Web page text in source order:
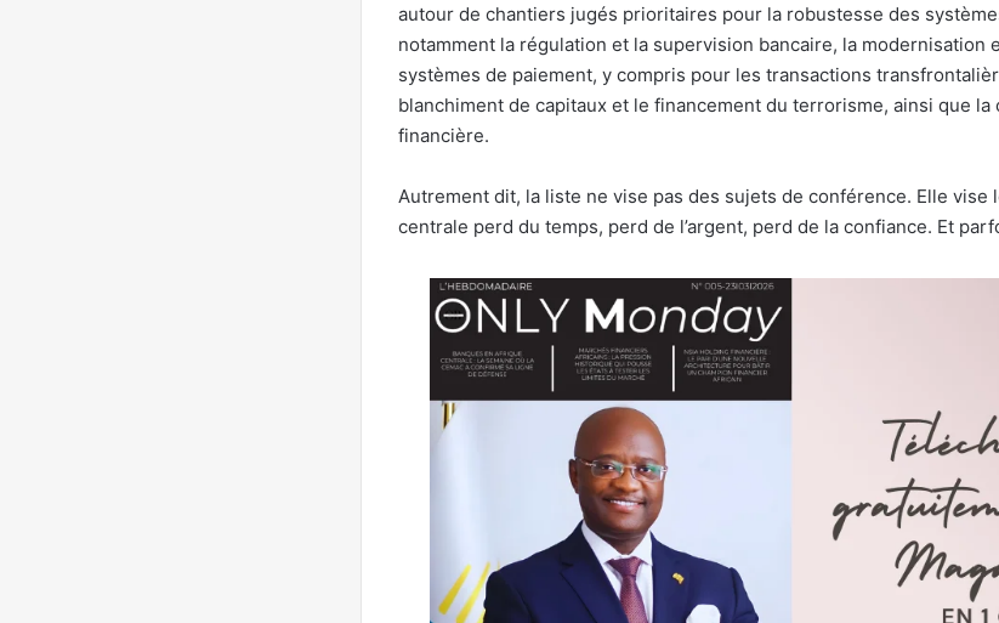
autour de chantiers jugés prioritaires pour la robustesse des
notamment la régulation et la supervision bancaire, la modernisation
systèmes de paiement, y compris pour les transactions
blanchiment de capitaux et le financement du terrorisme, ainsi que la
financière.
Autrement dit, la liste ne vise pas des sujets de conférence. Elle vise
centrale perd du temps, perd de l’argent, perd de la confiance. Et